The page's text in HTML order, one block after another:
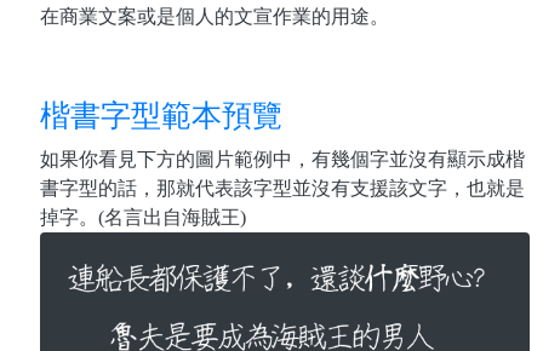
在商業文案或是個人的文宣作業的用途。
楷書字型範本預覽
如果你看見下方的圖片範例中，有幾個字並沒有顯示成楷
書字型的話，那就代表該字型並沒有支援該文字，也就是
掉字。(名言出自海賊王)